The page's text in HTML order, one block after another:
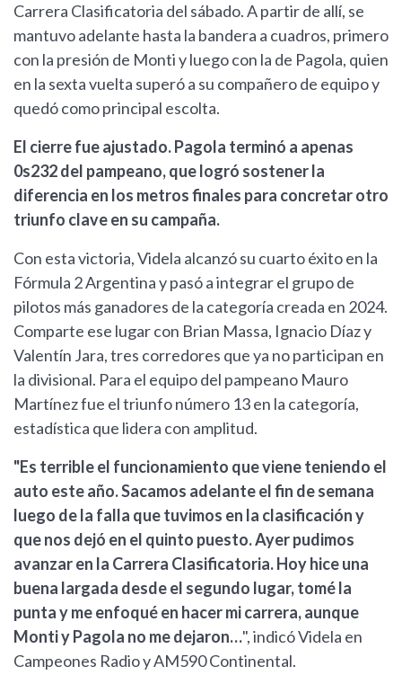
Carrera Clasificatoria del sábado. A partir de allí, se
mantuvo adelante hasta la bandera a cuadros, primero
con la presión de Monti y luego con la de Pagola, quien
en la sexta vuelta superó a su compañero de equipo y
quedó como principal escolta.
El cierre fue ajustado. Pagola terminó a apenas
0s232 del pampeano, que logró sostener la
diferencia en los metros finales para concretar otro
triunfo clave en su campaña.
Con esta victoria, Videla alcanzó su cuarto éxito en la
Fórmula 2 Argentina y pasó a integrar el grupo de
pilotos más ganadores de la categoría creada en 2024.
Comparte ese lugar con Brian Massa, Ignacio Díaz y
Valentín Jara, tres corredores que ya no participan en
la divisional. Para el equipo del pampeano Mauro
Martínez fue el triunfo número 13 en la categoría,
estadística que lidera con amplitud.
"Es terrible el funcionamiento que viene teniendo el
auto este año. Sacamos adelante el fin de semana
luego de la falla que tuvimos en la clasificación y
que nos dejó en el quinto puesto. Ayer pudimos
avanzar en la Carrera Clasificatoria. Hoy hice una
buena largada desde el segundo lugar, tomé la
punta y me enfoqué en hacer mi carrera, aunque
Monti y Pagola no me dejaron…", indicó Videla en
Campeones Radio y AM590 Continental.